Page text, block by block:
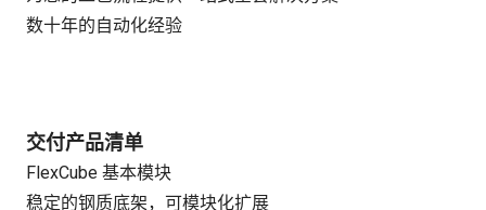
数十年的自动化经验
交付产品清单
FlexCube 基本模块
稳定的钢质底架，可模块化扩展